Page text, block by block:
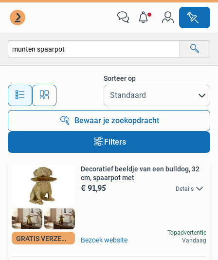
Alle afstanden…
Sorteer op
Bewaar je zoekopdracht
Filters
GRATIS VERZENDING
Decoratief beeldje van een bulldog, 32
cm, spaarpot met
€ 91,95 Details
Bezoek website
Topadvertentie
Vandaag